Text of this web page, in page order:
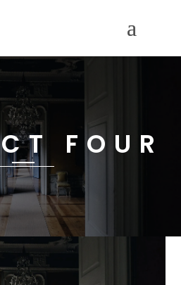
FOUR